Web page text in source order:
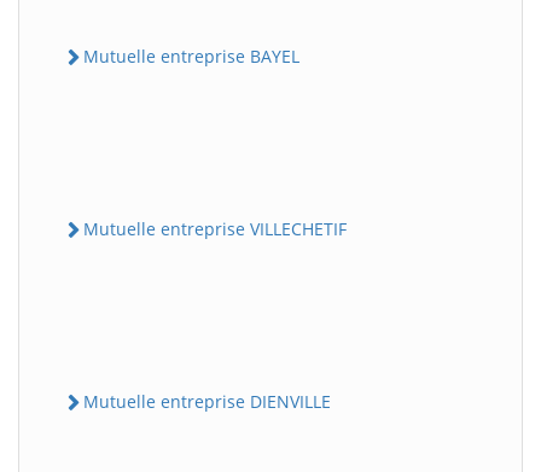
Mutuelle entreprise BAYEL
Mutuelle entreprise VILLECHETIF
Mutuelle entreprise DIENVILLE